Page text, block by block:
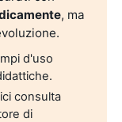
, ma
d'uso
consulta
di